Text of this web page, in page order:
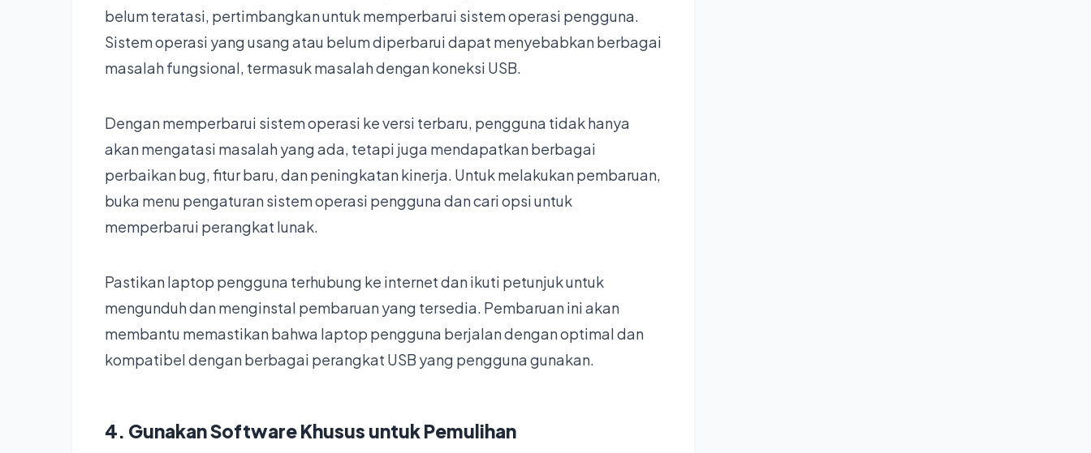
belum teratasi, pertimbangkan untuk memperbarui sistem operasi pengguna.
Sistem operasi yang usang atau belum diperbarui dapat menyebabkan berbagai
masalah fungsional, termasuk masalah dengan koneksi USB.
Dengan memperbarui sistem operasi ke versi terbaru, pengguna tidak hanya
akan mengatasi masalah yang ada, tetapi juga mendapatkan berbagai
perbaikan bug, fitur baru, dan peningkatan kinerja. Untuk melakukan pembaruan,
buka menu pengaturan sistem operasi pengguna dan cari opsi untuk
memperbarui perangkat lunak.
Pastikan laptop pengguna terhubung ke internet dan ikuti petunjuk untuk
mengunduh dan menginstal pembaruan yang tersedia. Pembaruan ini akan
membantu memastikan bahwa laptop pengguna berjalan dengan optimal dan
kompatibel dengan berbagai perangkat USB yang pengguna gunakan.
4. Gunakan Software Khusus untuk Pemulihan